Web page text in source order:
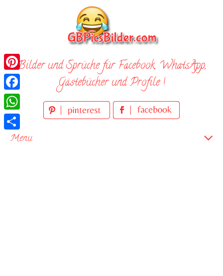
Bilder und Sprüche für Facebook, WhatsApp,
Gästebücher und Profile !
Menu
Pinterest
Facebook
WhatsApp
Teilen